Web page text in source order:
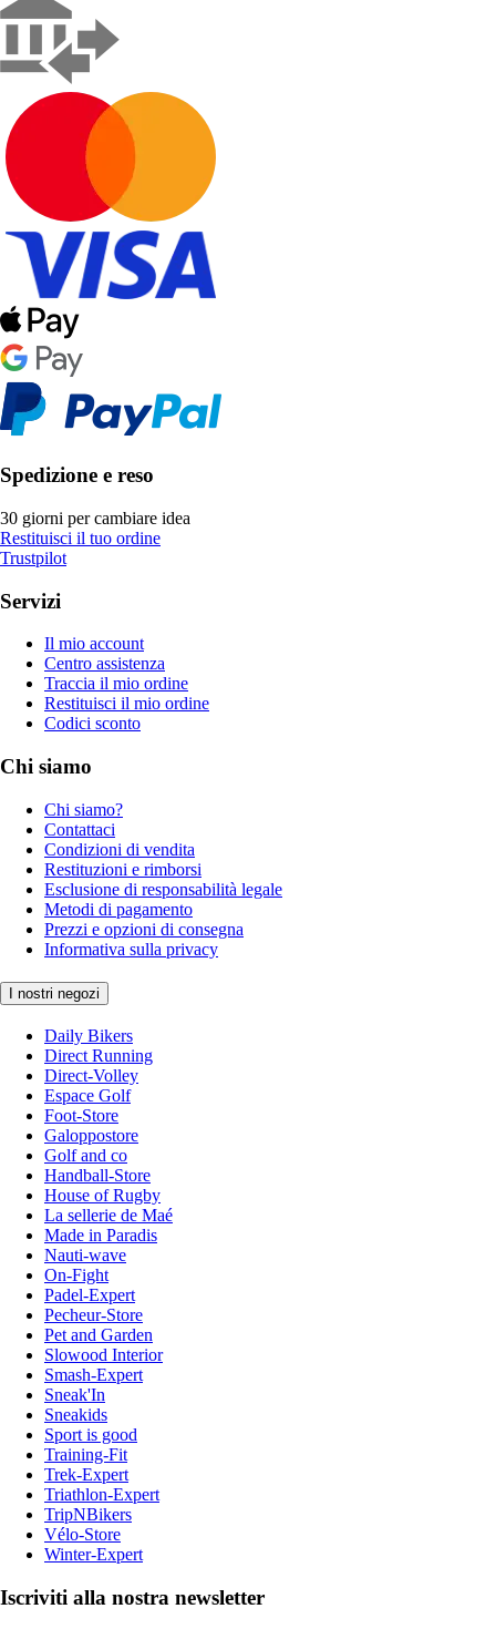
Spedizione e reso
30 giorni per cambiare idea
Restituisci il tuo ordine
Trustpilot
Servizi
Il mio account
Centro assistenza
Traccia il mio ordine
Restituisci il mio ordine
Codici sconto
Chi siamo
Chi siamo?
Contattaci
Condizioni di vendita
Restituzioni e rimborsi
Esclusione di responsabilità legale
Metodi di pagamento
Prezzi e opzioni di consegna
Informativa sulla privacy
I nostri negozi
Daily Bikers
Direct Running
Direct-Volley
Espace Golf
Foot-Store
Galoppostore
Golf and co
Handball-Store
House of Rugby
La sellerie de Maé
Made in Paradis
Nauti-wave
On-Fight
Padel-Expert
Pecheur-Store
Pet and Garden
Slowood Interior
Smash-Expert
Sneak'In
Sneakids
Sport is good
Training-Fit
Trek-Expert
Triathlon-Expert
TripNBikers
Vélo-Store
Winter-Expert
Iscriviti alla nostra newsletter